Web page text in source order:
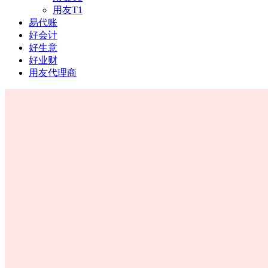
用友T1
易代账
好会计
好生意
好业财
用友代理商